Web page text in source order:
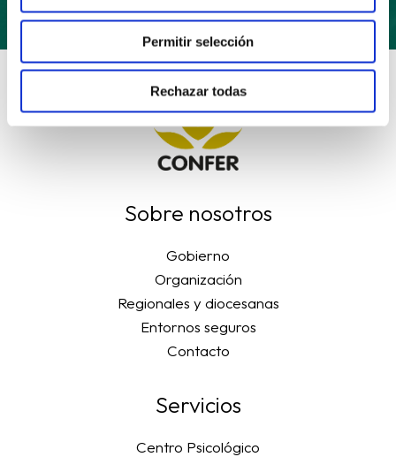
Permitir selección
Rechazar todas
Sobre nosotros
Gobierno
Organización
Regionales y diocesanas
Entornos seguros
Contacto
Servicios
Centro Psicológico